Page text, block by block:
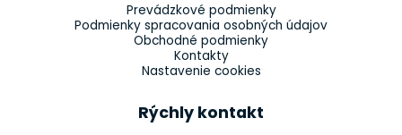
Prevádzkové podmienky
Podmienky spracovania osobných údajov
Obchodné podmienky
Kontakty
Nastavenie cookies
Rýchly kontakt